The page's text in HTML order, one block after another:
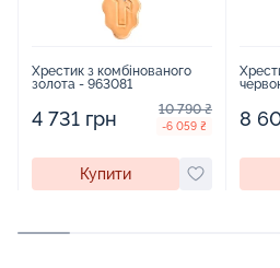
Хрестик з комбінованого
золота - 963081
4 731 грн 10 790 ₴
-6 059 ₴
Купити
8